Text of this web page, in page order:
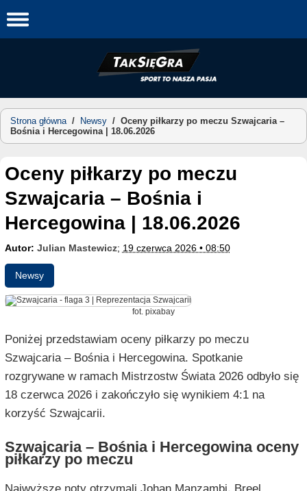
to
Strona główna/ Newsy / Oceny piłkarzy po meczu Szwajcaria –
Bośnia i Hercegowina | 18.06.2026
Oceny piłkarzy po meczu
Szwajcaria – Bośnia i
Hercegowina | 18.06.2026
Autor: Julian Mastewicz; 19 czerwca 2026 • 08:50
Newsy
fot. pixabay
Poniżej przedstawiam oceny piłkarzy po meczu
Szwajcaria – Bośnia i Hercegowina. Spotkanie
rozgrywane w ramach Mistrzostw Świata 2026 odbyło się
18 czerwca 2026 i zakończyło się wynikiem 4:1 na
korzyść Szwajcarii.
Szwajcaria – Bośnia i Hercegowina oceny
piłkarzy po meczu